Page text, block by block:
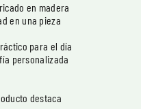
en madera
en una pieza
para el día
personalizada
destaca